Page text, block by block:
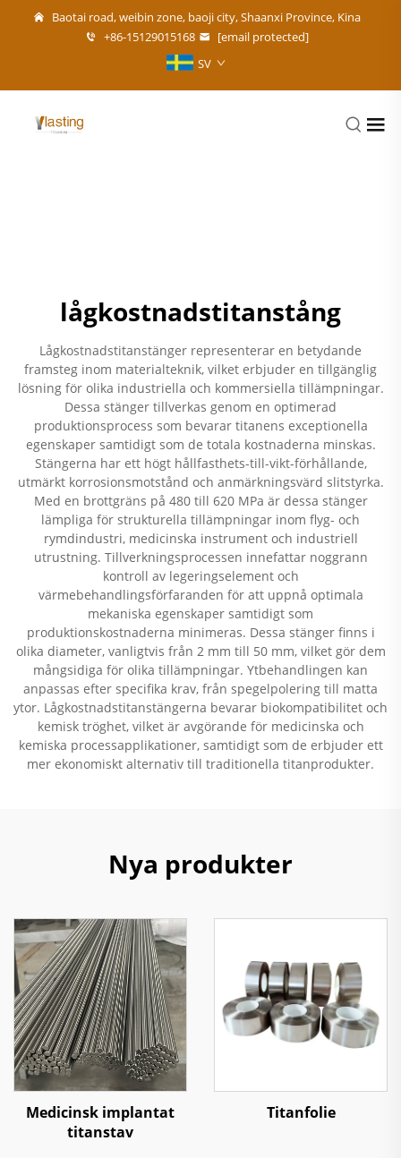
Baotai road, weibin zone, baoji city, Shaanxi Province, Kina
+86-15129015168
[email protected]
SV
lågkostnadstitanstång
Lågkostnadstitanstänger representerar en betydande
framsteg inom materialteknik, vilket erbjuder en tillgänglig
lösning för olika industriella och kommersiella tillämpningar.
Dessa stänger tillverkas genom en optimerad
produktionsprocess som bevarar titanens exceptionella
egenskaper samtidigt som de totala kostnaderna minskas.
Stängerna har ett högt hållfasthets-till-vikt-förhållande,
utmärkt korrosionsmotstånd och anmärkningsvärd slitstyrka.
Med en brottgräns på 480 till 620 MPa är dessa stänger
lämpliga för strukturella tillämpningar inom flyg- och
rymdindustri, medicinska instrument och industriell
utrustning. Tillverkningsprocessen innefattar noggrann
kontroll av legeringselement och
värmebehandlingsförfaranden för att uppnå optimala
mekaniska egenskaper samtidigt som
produktionskostnaderna minimeras. Dessa stänger finns i
olika diameter, vanligtvis från 2 mm till 50 mm, vilket gör dem
mångsidiga för olika tillämpningar. Ytbehandlingen kan
anpassas efter specifika krav, från spegelpolering till matta
ytor. Lågkostnadstitanstängerna bevarar biokompatibilitet och
kemisk tröghet, vilket är avgörande för medicinska och
kemiska processapplikationer, samtidigt som de erbjuder ett
mer ekonomiskt alternativ till traditionella titanprodukter.
Nya produkter
Medicinsk implantat
titanstav
Titanfolie